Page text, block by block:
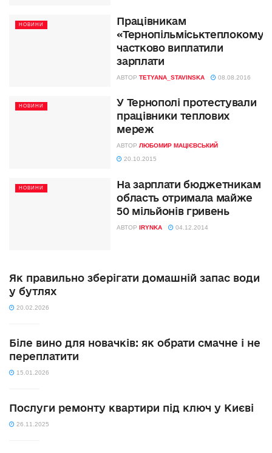
НОВИНИ
Працівникам
частково виплатили
зарплати
АВТОР TETYANA_STAVINSKA 08.08.2016
НОВИНИ
У Тернополі протестували
працівники теплових
мереж
АВТОР ЛЮБОМИР МАЦІЄВСЬКИЙ
20.10.2015
НОВИНИ
На зарплати бюджетникам
область отримала майже
50 мільйонів гривень
АВТОР IRYNKA 04.12.2014
Як правильно зберігати домашній запас води
у бутлях
20.02.2026
Біле вино для новачків: як обрати смачне і не
переплатити
15.01.2026
Послуги ремонту квартири під ключ у Києві
26.11.2025